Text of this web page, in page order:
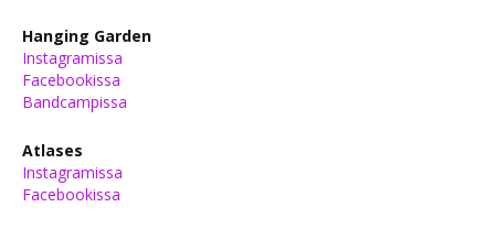
Hanging Garden
Instagramissa
Facebookissa
Bandcampissa
Atlases
Instagramissa
Facebookissa